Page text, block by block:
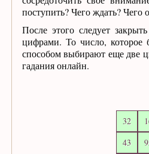
поступить? Чего ждать? Чего
После этого следует
цифрами. То число, которое
способом выбирают еще две
гадания онлайн.
84
93